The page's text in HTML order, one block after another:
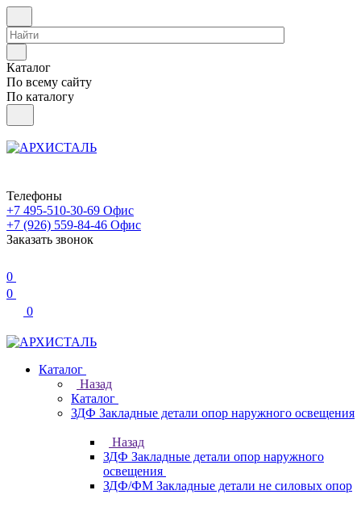
Каталог
По всему сайту
По каталогу
Телефоны
+7 495-510-30-69 Офис
+7 (926) 559-84-46 Офис
Заказать звонок
0
0
0
Каталог
Назад
Каталог
ЗДФ Закладные детали опор наружного освещения
Назад
ЗДФ Закладные детали опор наружного
освещения
ЗДФ/ФМ Закладные детали не силовых опор